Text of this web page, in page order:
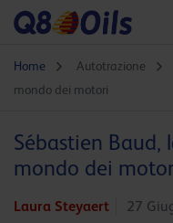
Home Autotrazione
mondo dei motori
Sébastien Baud,
mondo dei
Laura Steyaert 27